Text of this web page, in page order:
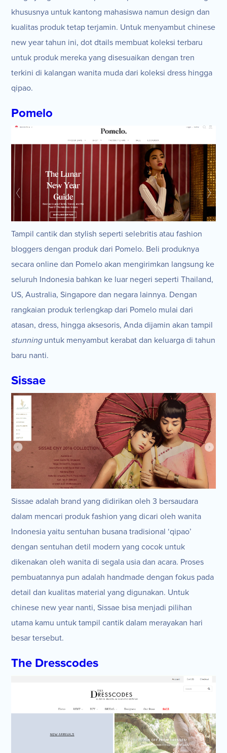
khususnya untuk kantong mahasiswa namun design dan
kualitas produk tetap terjamin. Untuk menyambut chinese
new year tahun ini, dot dtails membuat koleksi terbaru
untuk produk mereka yang disesuaikan dengan tren
terkini di kalangan wanita muda dari koleksi dress hingga
qipao.
Pomelo
Tampil cantik dan stylish seperti selebritis atau fashion
bloggers dengan produk dari Pomelo. Beli produknya
secara online dan Pomelo akan mengirimkan langsung ke
seluruh Indonesia bahkan ke luar negeri seperti Thailand,
US, Australia, Singapore dan negara lainnya. Dengan
rangkaian produk terlengkap dari Pomelo mulai dari
atasan, dress, hingga aksesoris, Anda dijamin akan tampil
stunninguntuk menyambut kerabat dan keluarga di tahun
baru nanti.
Sissae
Sissae adalah brand yang didirikan oleh 3 bersaudara
dalam mencari produk fashion yang dicari oleh wanita
Indonesia yaitu sentuhan busana tradisional ‘qipao’
dengan sentuhan detil modern yang cocok untuk
dikenakan oleh wanita di segala usia dan acara. Proses
pembuatannya pun adalah handmade dengan fokus pada
detail dan kualitas material yang digunakan. Untuk
chinese new year nanti, Sissae bisa menjadi pilihan
utama kamu untuk tampil cantik dalam merayakan hari
besar tersebut.
The Dresscodes